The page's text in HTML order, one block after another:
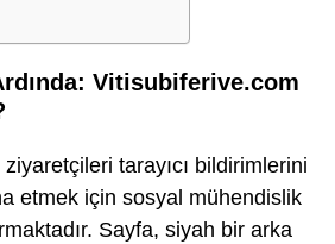
Vitisubiferive.com
tarayıcı bildirimlerini
etmek için sosyal mühendislik
Sayfa, siyah bir arka